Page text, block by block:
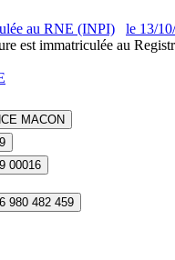
au RNE (INPI) le 13/
est immatriculée au
MACON
00016
980 482 459